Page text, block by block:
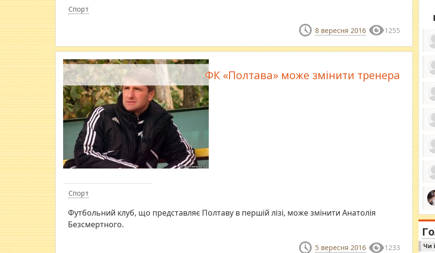
Спорт
8 вересня 2016 1255
Спорт
​ФК «Полтава» може змінити тренера
Футбольний клуб, що представляє Полтаву в першій лізі, може змінити Анатолія
Безсмертного.
5 вересня 2016 1233
за
ми
in
Чи